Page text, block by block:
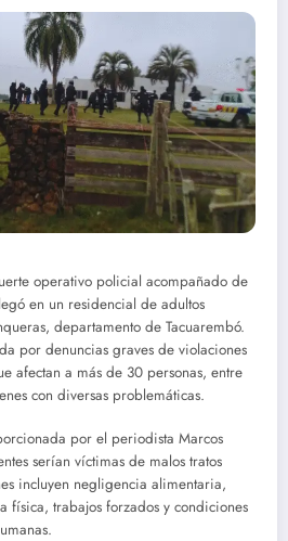
operativo policial acompañado de
en un residencial de adultos
departamento de Tacuarembó.
por denuncias graves de violaciones
afectan a más de 30 personas, entre
con diversas problemáticas.
por el periodista Marcos
serían víctimas de malos tratos
incluyen negligencia alimentaria,
física, trabajos forzados y condiciones